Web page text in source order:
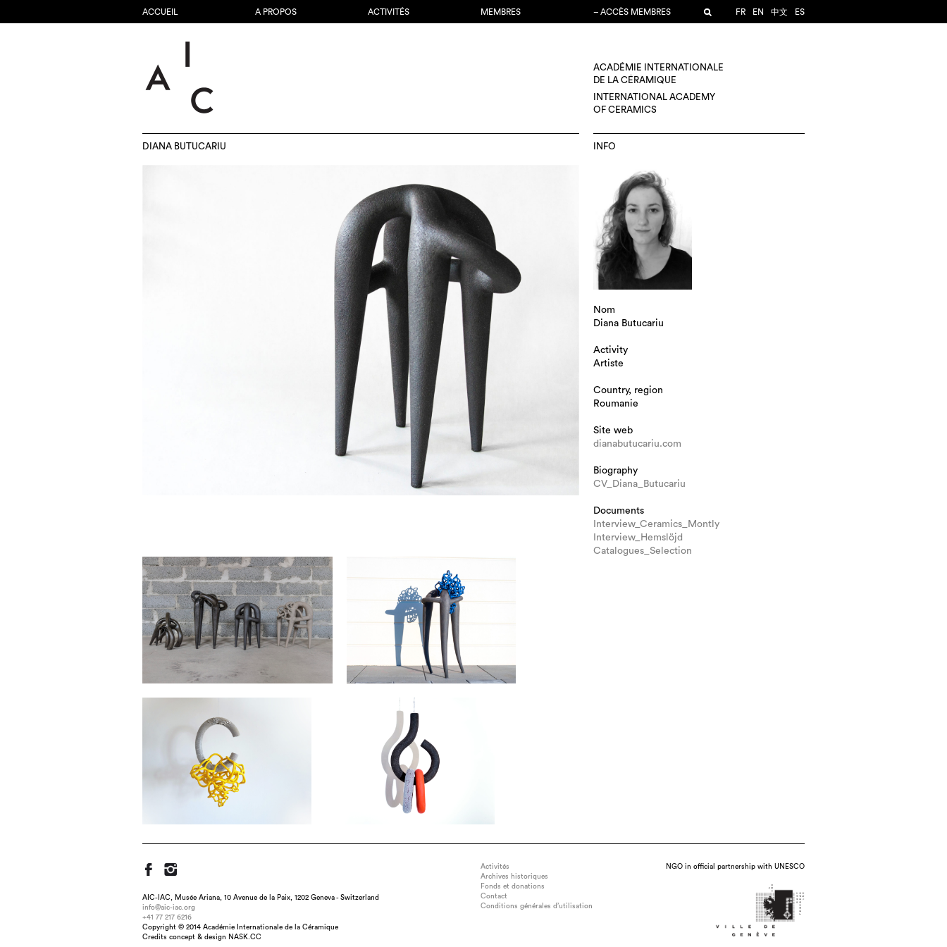
ACCUEIL A PROPOS ACTIVITÉS MEMBRES – ACCÈS MEMBRES FR EN 中文 ES
ACADÉMIE INTERNATIONALE
DE LA CÉRAMIQUE
INTERNATIONAL ACADEMY
OF CERAMICS
DIANA BUTUCARIU
Title : Templum II, dimension : 45x30x30 cm, medium : Stoneware, technique : Hand-built and molded, 1180°C, date : 2016
INFO
Nom
Diana Butucariu
Activity
Artiste
Country, region
Roumanie
Site web
dianabutucariu.com
Biography
CV_Diana_Butucariu
Documents
Interview_Ceramics_Montly
Interview_Hemslöjd
Catalogues_Selection
AIC-IAC, Musée Ariana, 10 Avenue de la Paix, 1202 Geneva - Switzerland
info@aic-iac.org
+41 77 217 6216
Copyright © 2014 Académie Internationale de la Céramique
Credits concept & design NASK.CC
Activités
Archives historiques
Fonds et donations
Contact
Conditions générales d’utilisation
NGO in official partnership with UNESCO